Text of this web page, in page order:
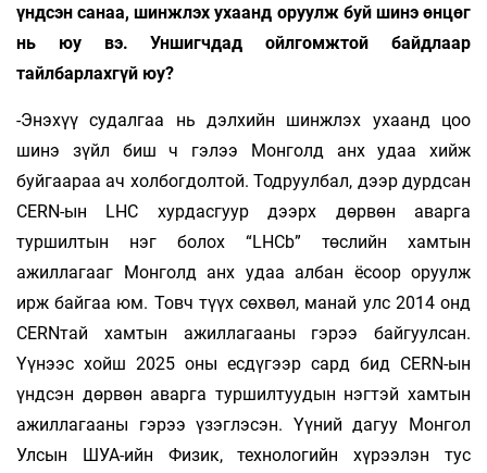
үндсэн санаа, шинжлэх ухаанд оруулж буй шинэ өнцөг
нь юу вэ. Уншигчдад ойлгомжтой байдлаар
тайлбарлахгүй юу?
-Энэхүү судалгаа нь дэлхийн шинжлэх ухаанд цоо
шинэ зүйл биш ч гэлээ Монголд анх удаа хийж
буйгаараа ач холбогдолтой. Тодруулбал, дээр дурдсан
CERN-ын LHC хурдасгуур дээрх дөрвөн аварга
туршилтын нэг болох “LHCb” төслийн хамтын
ажиллагааг Монголд анх удаа албан ёсоор оруулж
ирж байгаа юм. Товч түүх сөхвөл, манай улс 2014 онд
CERNтай хамтын ажиллагааны гэрээ байгуулсан.
Үүнээс хойш 2025 оны есдүгээр сард бид CERN-ын
үндсэн дөрвөн аварга туршилтуудын нэгтэй хамтын
ажиллагааны гэрээ үзэглэсэн. Үүний дагуу Монгол
Улсын ШУА-ийн Физик, технологийн хүрээлэн тус